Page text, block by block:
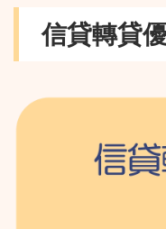
信貸轉貸